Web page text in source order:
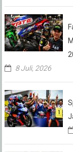
8 Juli, 2026